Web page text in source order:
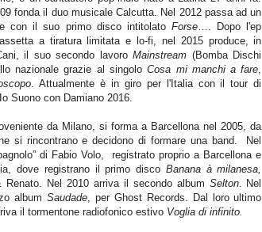
fonda il duo musicale Calcutta. Nel 2012 passa ad un
con il suo primo disco intitolatoForse …. Dopo l'ep
a tiratura limitata e lo-fi, nel 2015 produce, in
il suo secondo lavoroMainstream (Bomba Dischi
nazionale grazie al singoloCosa mi manchi a fare
. Attualmente è in giro per l'Italia con il tour di
Suono con Damiano 2016.
da Milano, si forma a Barcellona nel 2005, da
si rincontrano e decidono di formare una band.
Nel
di Fabio Volo,
registrato proprio a Barcellona e
dove registrano il primo disco Banana à milanesa,
Nel 2010 arriva il secondo album Selton. Nel
album Saudade, per Ghost Records. Dal loro ultimo
il tormentone radiofonico estivo Voglia di infinito.